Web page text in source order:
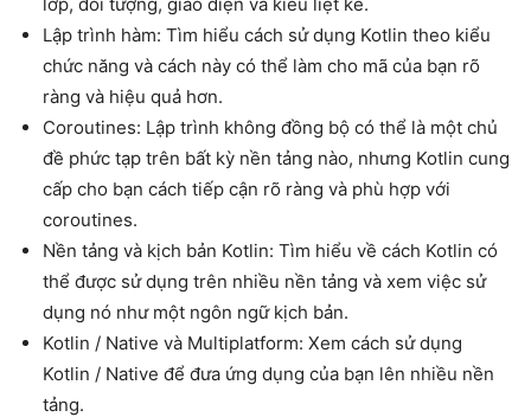
Lập trình hàm: Tìm hiểu cách sử dụng Kotlin theo kiểu
chức năng và cách này có thể làm cho mã của bạn rõ
ràng và hiệu quả hơn.
Coroutines: Lập trình không đồng bộ có thể là một chủ
đề phức tạp trên bất kỳ nền tảng nào, nhưng Kotlin cung
cấp cho bạn cách tiếp cận rõ ràng và phù hợp với
coroutines.
Nền tảng và kịch bản Kotlin: Tìm hiểu về cách Kotlin có
thể được sử dụng trên nhiều nền tảng và xem việc sử
dụng nó như một ngôn ngữ kịch bản.
Kotlin / Native và Multiplatform: Xem cách sử dụng
Kotlin / Native để đưa ứng dụng của bạn lên nhiều nền
tảng.